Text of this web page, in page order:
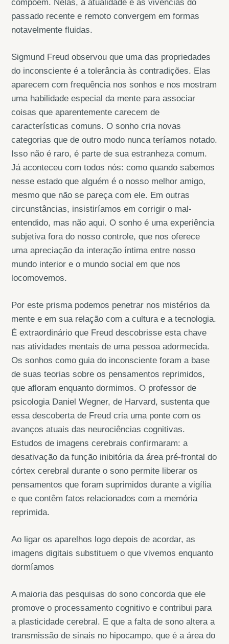
compõem. Nelas, a atualidade e as vivências do
passado recente e remoto convergem em formas
notavelmente fluidas.
Sigmund Freud observou que uma das propriedades
do inconsciente é a tolerância às contradições. Elas
aparecem com frequência nos sonhos e nos mostram
uma habilidade especial da mente para associar
coisas que aparentemente carecem de
características comuns. O sonho cria novas
categorias que de outro modo nunca teríamos notado.
Isso não é raro, é parte de sua estranheza comum.
Já aconteceu com todos nós: como quando sabemos
nesse estado que alguém é o nosso melhor amigo,
mesmo que não se pareça com ele. Em outras
circunstâncias, insistiríamos em corrigir o mal-
entendido, mas não aqui. O sonho é uma experiência
subjetiva fora do nosso controle, que nos oferece
uma apreciação da interação íntima entre nosso
mundo interior e o mundo social em que nos
locomovemos.
Por este prisma podemos penetrar nos mistérios da
mente e em sua relação com a cultura e a tecnologia.
É extraordinário que Freud descobrisse esta chave
nas atividades mentais de uma pessoa adormecida.
Os sonhos como guia do inconsciente foram a base
de suas teorias sobre os pensamentos reprimidos,
que afloram enquanto dormimos. O professor de
psicologia Daniel Wegner, de Harvard, sustenta que
essa descoberta de Freud cria uma ponte com os
avanços atuais das neurociências cognitivas.
Estudos de imagens cerebrais confirmaram: a
desativação da função inibitória da área pré-frontal do
córtex cerebral durante o sono permite liberar os
pensamentos que foram suprimidos durante a vigília
e que contêm fatos relacionados com a memória
reprimida.
Ao ligar os aparelhos logo depois de acordar, as
imagens digitais substituem o que vivemos enquanto
dormíamos
A maioria das pesquisas do sono concorda que ele
promove o processamento cognitivo e contribui para
a plasticidade cerebral. E que a falta de sono altera a
transmissão de sinais no hipocampo, que é a área do